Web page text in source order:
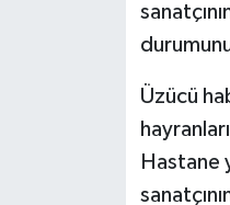
​Üzücü
Hastane